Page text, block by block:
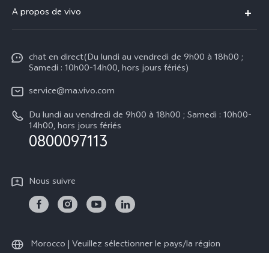
V60 Lite
Y29
Y04
Tous les modèles
Centre de Services
Funtouch OS
Prix des pièces de rechange
Mise à jour du système
L'état d'avancement de la réparation
Instructions de garantie vivo
A propos de vivo
Presse
Mentions légales
À propos de vivo
Durabilité
chat en direct(Du lundi au vendredi de 9h00 à 18h00 ;
Samedi : 10h00-14h00, hors jours fériés)
service@ma.vivo.com
Du lundi au vendredi de 9h00 à 18h00 ; Samedi : 10h00-
14h00, hors jours fériés
0800097113
Nous suivre
Morocco | Veuillez sélectionner le pays/la région